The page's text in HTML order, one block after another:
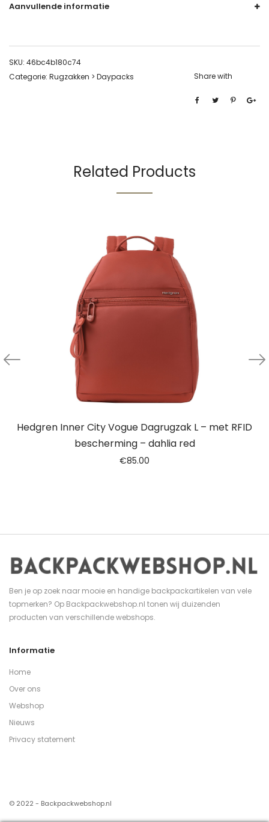
Aanvullende informatie
SKU: 46bc4b180c74
Categorie: Rugzakken > Daypacks Share with
Related Products
Hedgren Inner City Vogue Dagrugzak L – met RFID
bescherming – dahlia red
€85.00
Ben je op zoek naar mooie en handige backpackartikelen van vele
topmerken? Op Backpackwebshop.nl tonen wij duizenden
producten van verschillende webshops.
Informatie
Home
Over ons
Webshop
Nieuws
Privacy statement
© 2022 - Backpackwebshop.nl